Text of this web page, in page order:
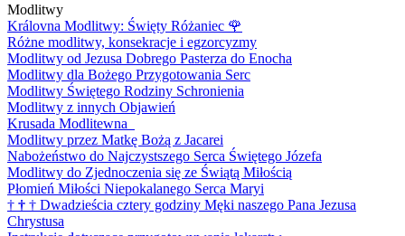
Modlitwy
Královna Modlitwy: Święty Różaniec 🌹
Różne modlitwy, konsekracje i egzorcyzmy
Modlitwy od Jezusa Dobrego Pasterza do Enocha
Modlitwy dla Bożego Przygotowania Serc
Modlitwy Świętego Rodziny Schronienia
Modlitwy z innych Objawień
Krusada Modlitewna
Modlitwy przez Matkę Bożą z Jacarei
Nabożeństwo do Najczystszego Serca Świętego Józefa
Modlitwy do Zjednoczenia się ze Świątą Miłością
Płomień Miłości Niepokalanego Serca Maryi
† † † Dwadzieścia cztery godziny Męki naszego Pana Jezusa
Chrystusa